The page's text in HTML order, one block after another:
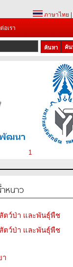
ภาษาไทย
อเรา
ค้น
1
หนาว
ตว์ป่า และพันธุ์พืช
ตว์ป่า และพันธุ์พืช
า